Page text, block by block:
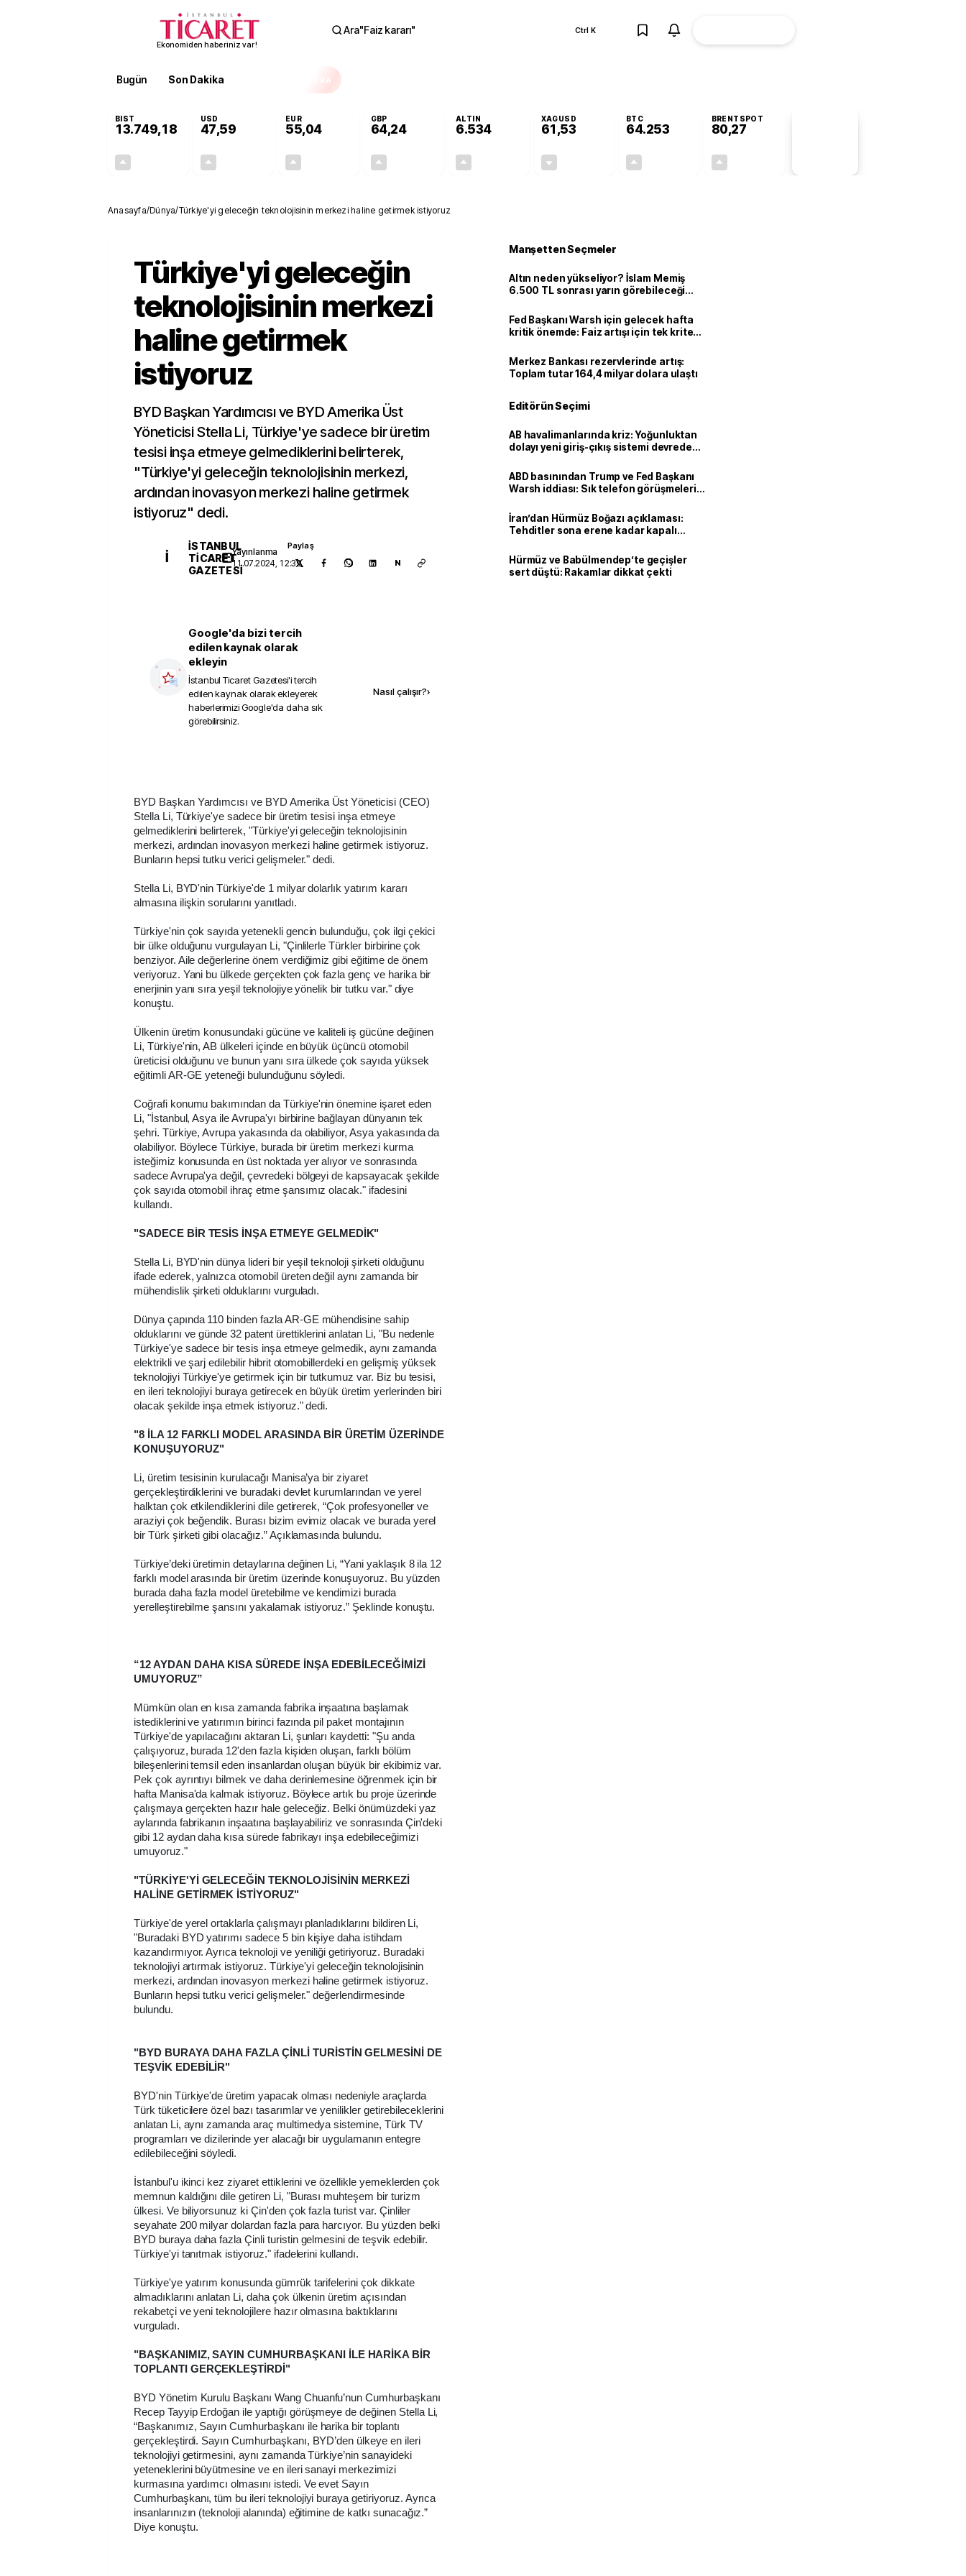
Ekonomiden haberiniz var!
Ara"Faiz kararı" Ctrl K
Bugün Son Dakika EKSTRA
BIST
13.749,18
USD
47,59
EUR
55,04
GBP
64,24
ALTIN
6.534
XAGUSD
61,53
BTC
64.253
BRENTSPOT
80,27
Anasayfa/Dünya/Türkiye'yi geleceğin teknolojisinin merkezi haline getirmek istiyoruz
Türkiye'yi geleceğin
teknolojisinin merkezi
haline getirmek
istiyoruz
BYD Başkan Yardımcısı ve BYD Amerika Üst
Yöneticisi Stella Li, Türkiye'ye sadece bir üretim
tesisi inşa etmeye gelmediklerini belirterek,
"Türkiye'yi geleceğin teknolojisinin merkezi,
ardından inovasyon merkezi haline getirmek
istiyoruz" dedi.
İ
İSTANBUL
TICARET
GAZETESI
Yayınlanma
11.07.2024, 12:39
Paylaş
N
Google'da bizi tercih
edilen kaynak olarak
ekleyin
İstanbul Ticaret Gazetesi'i tercih
edilen kaynak olarak ekleyerek
haberlerimizi Google'da daha sık
görebilirsiniz.
Nasıl çalışır?›
BYD Başkan Yardımcısı ve BYD Amerika Üst Yöneticisi (CEO)
Stella Li, Türkiye'ye sadece bir üretim tesisi inşa etmeye
gelmediklerini belirterek, "Türkiye'yi geleceğin teknolojisinin
merkezi, ardından inovasyon merkezi haline getirmek istiyoruz.
Bunların hepsi tutku verici gelişmeler." dedi.
Stella Li, BYD'nin Türkiye'de 1 milyar dolarlık yatırım kararı
almasına ilişkin sorularını yanıtladı.
Türkiye'nin çok sayıda yetenekli gencin bulunduğu, çok ilgi çekici
bir ülke olduğunu vurgulayan Li, "Çinlilerle Türkler birbirine çok
benziyor. Aile değerlerine önem verdiğimiz gibi eğitime de önem
veriyoruz. Yani bu ülkede gerçekten çok fazla genç ve harika bir
enerjinin yanı sıra yeşil teknolojiye yönelik bir tutku var." diye
konuştu.
Ülkenin üretim konusundaki gücüne ve kaliteli iş gücüne değinen
Li, Türkiye'nin, AB ülkeleri içinde en büyük üçüncü otomobil
üreticisi olduğunu ve bunun yanı sıra ülkede çok sayıda yüksek
eğitimli AR-GE yeteneği bulunduğunu söyledi.
Coğrafi konumu bakımından da Türkiye'nin önemine işaret eden
Li, "İstanbul, Asya ile Avrupa'yı birbirine bağlayan dünyanın tek
şehri. Türkiye, Avrupa yakasında da olabiliyor, Asya yakasında da
olabiliyor. Böylece Türkiye, burada bir üretim merkezi kurma
isteğimiz konusunda en üst noktada yer alıyor ve sonrasında
sadece Avrupa'ya değil, çevredeki bölgeyi de kapsayacak şekilde
çok sayıda otomobil ihraç etme şansımız olacak." ifadesini
kullandı.
"SADECE BİR TESİS İNŞA ETMEYE GELMEDİK"
Stella Li, BYD'nin dünya lideri bir yeşil teknoloji şirketi olduğunu
ifade ederek, yalnızca otomobil üreten değil aynı zamanda bir
mühendislik şirketi olduklarını vurguladı.
Dünya çapında 110 binden fazla AR-GE mühendisine sahip
olduklarını ve günde 32 patent ürettiklerini anlatan Li, "Bu nedenle
Türkiye'ye sadece bir tesis inşa etmeye gelmedik, aynı zamanda
elektrikli ve şarj edilebilir hibrit otomobillerdeki en gelişmiş yüksek
teknolojiyi Türkiye'ye getirmek için bir tutkumuz var. Biz bu tesisi,
en ileri teknolojiyi buraya getirecek en büyük üretim yerlerinden biri
olacak şekilde inşa etmek istiyoruz." dedi.
"8 İLA 12 FARKLI MODEL ARASINDA BİR ÜRETİM ÜZERİNDE
KONUŞUYORUZ"
Li, üretim tesisinin kurulacağı Manisa’ya bir ziyaret
gerçekleştirdiklerini ve buradaki devlet kurumlarından ve yerel
halktan çok etkilendiklerini dile getirerek, “Çok profesyoneller ve
araziyi çok beğendik. Burası bizim evimiz olacak ve burada yerel
bir Türk şirketi gibi olacağız.” Açıklamasında bulundu.
Türkiye’deki üretimin detaylarına değinen Li, “Yani yaklaşık 8 ila 12
farklı model arasında bir üretim üzerinde konuşuyoruz. Bu yüzden
burada daha fazla model üretebilme ve kendimizi burada
yerelleştirebilme şansını yakalamak istiyoruz.” Şeklinde konuştu.
“12 AYDAN DAHA KISA SÜREDE İNŞA EDEBİLECEĞİMİZİ
UMUYORUZ”
Mümkün olan en kısa zamanda fabrika inşaatına başlamak
istediklerini ve yatırımın birinci fazında pil paket montajının
Türkiye'de yapılacağını aktaran Li, şunları kaydetti: "Şu anda
çalışıyoruz, burada 12'den fazla kişiden oluşan, farklı bölüm
bileşenlerini temsil eden insanlardan oluşan büyük bir ekibimiz var.
Pek çok ayrıntıyı bilmek ve daha derinlemesine öğrenmek için bir
hafta Manisa'da kalmak istiyoruz. Böylece artık bu proje üzerinde
çalışmaya gerçekten hazır hale geleceğiz. Belki önümüzdeki yaz
aylarında fabrikanın inşaatına başlayabiliriz ve sonrasında Çin'deki
gibi 12 aydan daha kısa sürede fabrikayı inşa edebileceğimizi
umuyoruz."
"TÜRKİYE'Yİ GELECEĞİN TEKNOLOJİSİNİN MERKEZİ
HALİNE GETİRMEK İSTİYORUZ"
Türkiye'de yerel ortaklarla çalışmayı planladıklarını bildiren Li,
"Buradaki BYD yatırımı sadece 5 bin kişiye daha istihdam
kazandırmıyor. Ayrıca teknoloji ve yeniliği getiriyoruz. Buradaki
teknolojiyi artırmak istiyoruz. Türkiye'yi geleceğin teknolojisinin
merkezi, ardından inovasyon merkezi haline getirmek istiyoruz.
Bunların hepsi tutku verici gelişmeler." değerlendirmesinde
bulundu.
"BYD BURAYA DAHA FAZLA ÇİNLİ TURİSTİN GELMESİNİ DE
TEŞVİK EDEBİLİR"
BYD'nin Türkiye'de üretim yapacak olması nedeniyle araçlarda
Türk tüketicilere özel bazı tasarımlar ve yenilikler getirebileceklerini
anlatan Li, aynı zamanda araç multimedya sistemine, Türk TV
programları ve dizilerinde yer alacağı bir uygulamanın entegre
edilebileceğini söyledi.
İstanbul'u ikinci kez ziyaret ettiklerini ve özellikle yemeklerden çok
memnun kaldığını dile getiren Li, "Burası muhteşem bir turizm
ülkesi. Ve biliyorsunuz ki Çin'den çok fazla turist var. Çinliler
seyahate 200 milyar dolardan fazla para harcıyor. Bu yüzden belki
BYD buraya daha fazla Çinli turistin gelmesini de teşvik edebilir.
Türkiye'yi tanıtmak istiyoruz." ifadelerini kullandı.
Türkiye'ye yatırım konusunda gümrük tarifelerini çok dikkate
almadıklarını anlatan Li, daha çok ülkenin üretim açısından
rekabetçi ve yeni teknolojilere hazır olmasına baktıklarını
vurguladı.
"BAŞKANIMIZ, SAYIN CUMHURBAŞKANI İLE HARİKA BİR
TOPLANTI GERÇEKLEŞTİRDİ"
BYD Yönetim Kurulu Başkanı Wang Chuanfu’nun Cumhurbaşkanı
Recep Tayyip Erdoğan ile yaptığı görüşmeye de değinen Stella Li,
“Başkanımız, Sayın Cumhurbaşkanı ile harika bir toplantı
gerçekleştirdi. Sayın Cumhurbaşkanı, BYD’den ülkeye en ileri
teknolojiyi getirmesini, aynı zamanda Türkiye’nin sanayideki
yeteneklerini büyütmesine ve en ileri sanayi merkezimizi
kurmasına yardımcı olmasını istedi. Ve evet Sayın
Cumhurbaşkanı, tüm bu ileri teknolojiyi buraya getiriyoruz. Ayrıca
insanlarınızın (teknoloji alanında) eğitimine de katkı sunacağız.”
Diye konuştu.
Manşetten Seçmeler
Altın neden yükseliyor? İslam Memiş
6.500 TL sonrası yarın görebileceği
Fed Başkanı Warsh için gelecek hafta
kritik önemde: Faiz artışı için tek kriter
Merkez Bankası rezervlerinde artış:
Toplam tutar 164,4 milyar dolara ulaştı
Editörün Seçimi
AB havalimanlarında kriz: Yoğunluktan
dolayı yeni giriş-çıkış sistemi devreden
ABD basınından Trump ve Fed Başkanı
Warsh iddiası: Sık telefon görüşmeleri
İran’dan Hürmüz Boğazı açıklaması:
Tehditler sona erene kadar kapalı
Hürmüz ve Babülmendep’te geçişler
sert düştü: Rakamlar dikkat çekti